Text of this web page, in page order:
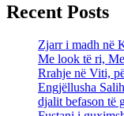
Recent Posts
Zjarr i madh në
Me look të ri,
Rrahje në Viti,
Engjëllusha
djalit befason të